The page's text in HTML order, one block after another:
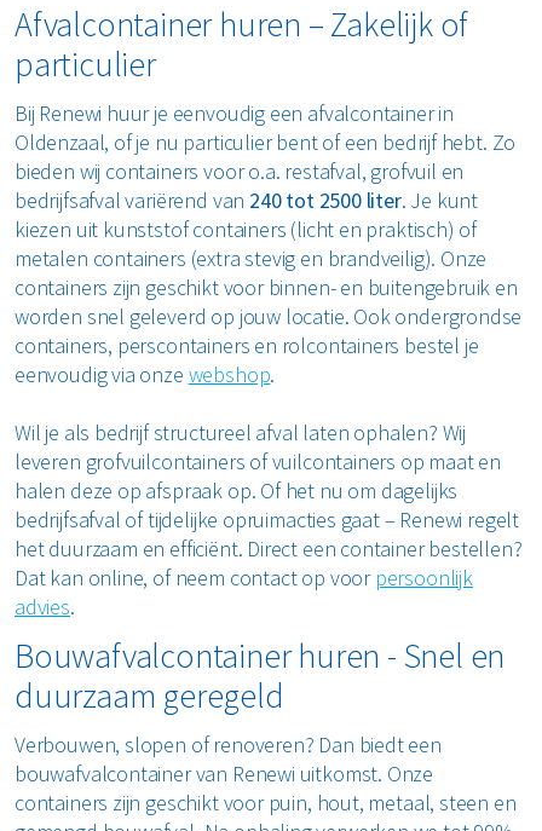
Afvalcontainer huren – Zakelijk of
particulier
Bij Renewi huur je eenvoudig een afvalcontainer in
Oldenzaal, of je nu particulier bent of een bedrijf hebt. Zo
bieden wij containers voor o.a. restafval, grofvuil en
bedrijfsafval variërend van 240 tot 2500 liter. Je kunt
kiezen uit kunststof containers (licht en praktisch) of
metalen containers (extra stevig en brandveilig). Onze
containers zijn geschikt voor binnen- en buitengebruik en
worden snel geleverd op jouw locatie. Ook ondergrondse
containers, perscontainers en rolcontainers bestel je
eenvoudig via onze webshop.
Wil je als bedrijf structureel afval laten ophalen? Wij
leveren grofvuilcontainers of vuilcontainers op maat en
halen deze op afspraak op. Of het nu om dagelijks
bedrijfsafval of tijdelijke opruimacties gaat – Renewi regelt
het duurzaam en efficiënt. Direct een container bestellen?
Dat kan online, of neem contact op voor persoonlijk
advies.
Bouwafvalcontainer huren - Snel en
duurzaam geregeld
Verbouwen, slopen of renoveren? Dan biedt een
bouwafvalcontainer van Renewi uitkomst. Onze
containers zijn geschikt voor puin, hout, metaal, steen en